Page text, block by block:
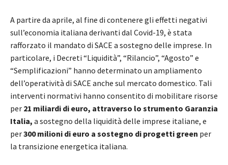
A partire da aprile, al fine di contenere gli effetti negativi
sull’economia italiana derivanti dal Covid-19, è stata
rafforzato il mandato di SACE a sostegno delle imprese. In
particolare, i Decreti “Liquidità”, “Rilancio”, “Agosto” e
“Semplificazioni” hanno determinato un ampliamento
dell’operatività di SACE anche sul mercato domestico. Tali
interventi normativi hanno consentito di mobilitare risorse
per 21 miliardi di euro, attraverso lo strumento Garanzia
Italia, a sostegno della liquidità delle imprese italiane, e
per300 milioni di euro a sostegno di progetti green per
la transizione energetica italiana.